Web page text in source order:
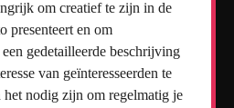
om creatief te zijn in de
presenteert en om
gedetailleerde beschrijving
van geïnteresseerden te
het nodig zijn om regelmatig je